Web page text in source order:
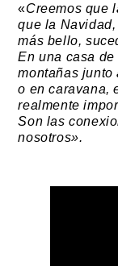
«Creemos que
que la Navidad,
más bello,
En una casa
montañas junto
o en caravana,
realmente
Son las
nosotros».